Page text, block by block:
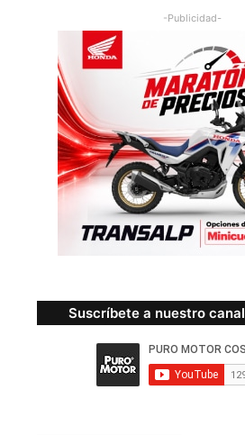
-Publicidad-
Suscríbete a nuestro canal